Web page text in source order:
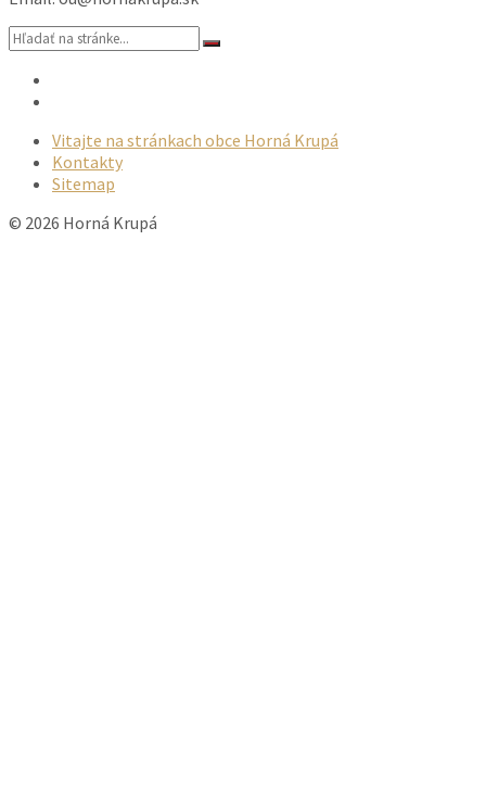
Vyhľadávanie:
Vitajte na stránkach obce Horná Krupá
Kontakty
Sitemap
© 2026 Horná Krupá